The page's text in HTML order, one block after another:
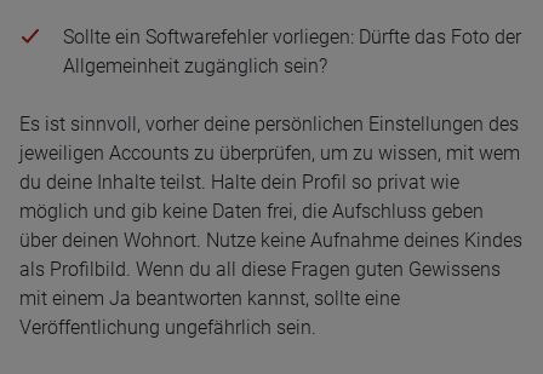
Sollte ein Softwarefehler vorliegen: Dürfte das Foto der
Allgemeinheit zugänglich sein?
Es ist sinnvoll, vorher deine persönlichen Einstellungen des
jeweiligen Accounts zu überprüfen, um zu wissen, mit wem
du deine Inhalte teilst. Halte dein Profil so privat wie
möglich und gib keine Daten frei, die Aufschluss geben
über deinen Wohnort. Nutze keine Aufnahme deines Kindes
als Profilbild. Wenn du all diese Fragen guten Gewissens
mit einem Ja beantworten kannst, sollte eine
Veröffentlichung ungefährlich sein.